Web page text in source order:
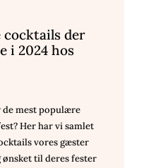
cocktails der
i 2024 hos
de mest populære
Her har vi samlet
vores gæster
til deres fester